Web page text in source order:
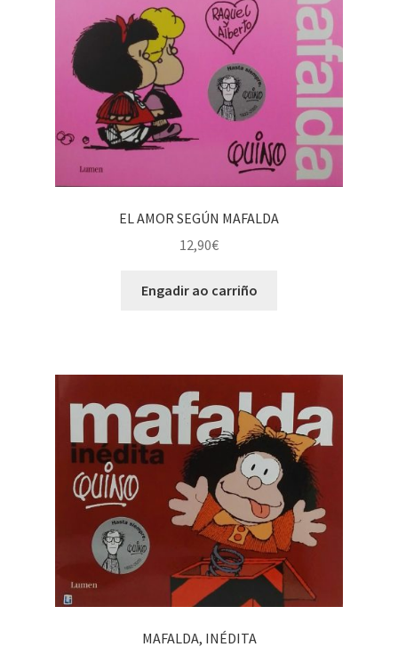
EL AMOR SEGÚN MAFALDA
12,90€
Engadir ao carriño
MAFALDA, INÉDITA